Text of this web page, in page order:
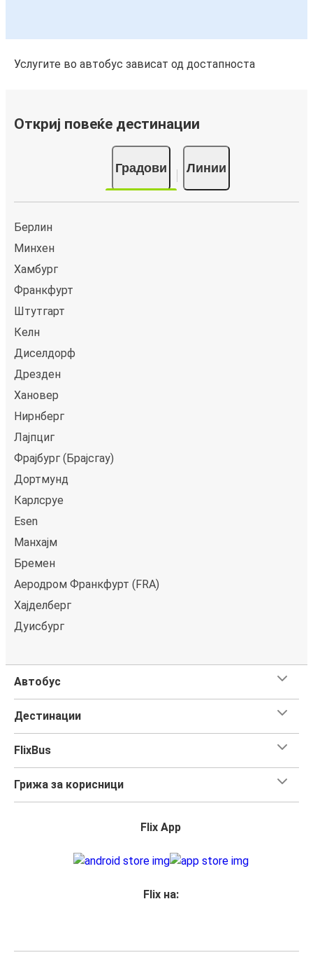
Услугите во автобус зависат од достапноста
Откриј повеќе дестинации
Градови Линии
Берлин
Минхен
Хамбург
Франкфурт
Штутгарт
Келн
Диселдорф
Дрезден
Хановер
Нирнберг
Лајпциг
Фрајбург (Брајсгау)
Дортмунд
Карлсруе
Esen
Манхајм
Бремен
Аеродром Франкфурт (FRA)
Хајделберг
Дуисбург
Автобус
Дестинации
FlixBus
Грижа за корисници
Flix App
Flix на: